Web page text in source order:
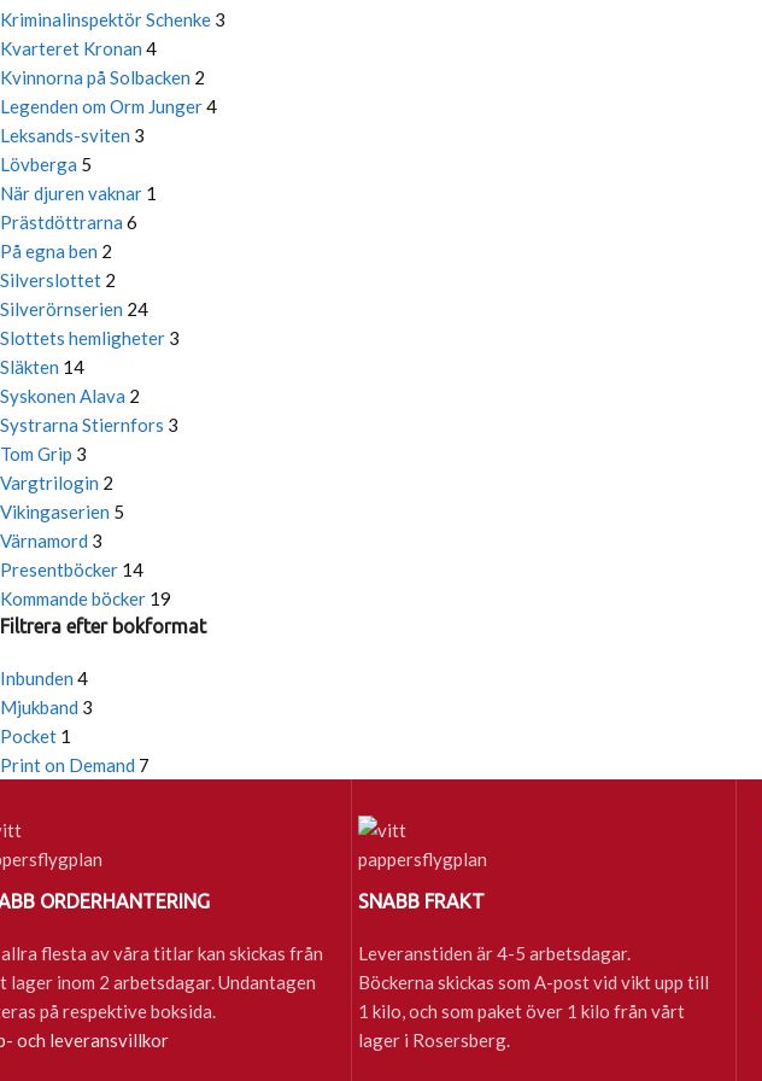
Kriminalinspektör Schenke 3
Kvarteret Kronan 4
Kvinnorna på Solbacken 2
Legenden om Orm Junger4
Leksands-sviten 3
Lövberga 5
När djuren vaknar 1
Prästdöttrarna 6
På egna ben 2
Silverslottet 2
Silverörnserien 24
Slottets hemligheter 3
Släkten 14
Syskonen Alava 2
Systrarna Stiernfors 3
Tom Grip 3
Vargtrilogin 2
Vikingaserien 5
Värnamord 3
Presentböcker 14
Kommande böcker 19
Filtrera efter bokformat
Inbunden 4
Mjukband 3
Pocket 1
Print on Demand 7
ORDERHANTERING
flesta av våra titlar kan skickas från
lager inom 2 arbetsdagar. Undantagen
på respektive boksida.
och leveransvillkor
SNABB FRAKT
Leveranstiden är 4-5 arbetsdagar.
Böckerna skickas som A-post vid vikt upp till
1 kilo, och som paket över 1 kilo från vårt
lager i Rosersberg.
Senaste nytt